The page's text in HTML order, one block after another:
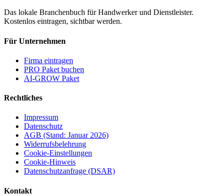
Das lokale Branchenbuch für Handwerker und Dienstleister.
Kostenlos eintragen, sichtbar werden.
Für Unternehmen
Firma eintragen
PRO Paket buchen
AI-GROW Paket
Rechtliches
Impressum
Datenschutz
AGB (Stand: Januar 2026)
Widerrufsbelehrung
Cookie-Einstellungen
Cookie-Hinweis
Datenschutzanfrage (DSAR)
Kontakt